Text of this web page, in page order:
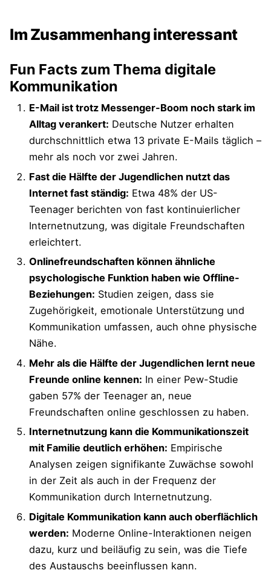
Im Zusammenhang interessant
Fun Facts zum Thema digitale
Kommunikation
E-Mail ist trotz Messenger-Boom noch stark im
Alltag verankert: Deutsche Nutzer erhalten
durchschnittlich etwa 13 private E-Mails täglich –
mehr als noch vor zwei Jahren.
Fast die Hälfte der Jugendlichen nutzt das
Internet fast ständig: Etwa 48% der US-
Teenager berichten von fast kontinuierlicher
Internetnutzung, was digitale Freundschaften
erleichtert.
Onlinefreundschaften können ähnliche
psychologische Funktion haben wie Offline-
Beziehungen: Studien zeigen, dass sie
Zugehörigkeit, emotionale Unterstützung und
Kommunikation umfassen, auch ohne physische
Nähe.
Mehr als die Hälfte der Jugendlichen lernt neue
Freunde online kennen: In einer Pew-Studie
gaben 57% der Teenager an, neue
Freundschaften online geschlossen zu haben.
Internetnutzung kann die Kommunikationszeit
mit Familie deutlich erhöhen: Empirische
Analysen zeigen signifikante Zuwächse sowohl
in der Zeit als auch in der Frequenz der
Kommunikation durch Internetnutzung.
Digitale Kommunikation kann auch oberflächlich
werden: Moderne Online-Interaktionen neigen
dazu, kurz und beiläufig zu sein, was die Tiefe
des Austauschs beeinflussen kann.